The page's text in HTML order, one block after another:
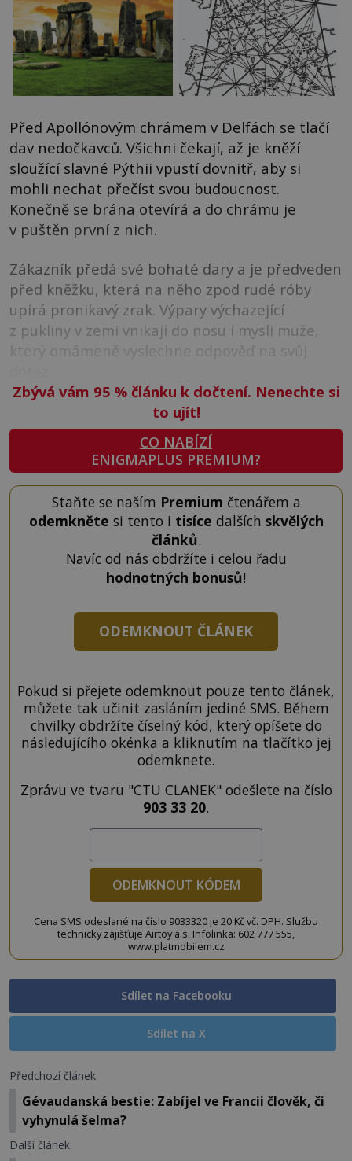
Před Apollónovým chrámem v Delfách se tlačí
dav nedočkavců. Všichni čekají, až je kněží
sloužící slavné Pýthii vpustí dovnitř, aby si
mohli nechat přečíst svou budoucnost.
Konečně se brána otevírá a do chrámu je
v puštěn první z nich.
Zákazník předá své bohaté dary a je předveden
před kněžku, která na něho zpod rudé róby
upírá pronikavý zrak. Výpary výchazející
z pukliny v zemi vnikají do nosu i mysli muže,
který omámeně vyslechne odpověď na svůj
Zbývá vám 95 %článku k dočtení. Nenechte si
to ujít!
CO NABÍZÍ
ENIGMAPLUS PREMIUM?
Staňte se naším Premium čtenářem a
odemkněte si tento i tisíce dalších skvělých
článků.
Navíc od nás obdržíte i celou řadu
hodnotných bonusů!
ODEMKNOUT ČLÁNEK
Pokud si přejete odemknout pouze tento článek,
můžete tak učinit zasláním jediné SMS. Během
chvilky obdržíte číselný kód, který opíšete do
následujícího okénka a kliknutím na tlačítko jej
odemknete.
Zprávu ve tvaru "CTU CLANEK" odešlete na číslo
903 33 20.
ODEMKNOUT KÓDEM
Cena SMS odeslané na číslo 9033320 je 20 Kč vč. DPH. Službu
technicky zajišťuje Airtoy a.s. Infolinka: 602 777 555,
www.platmobilem.cz
Sdílet na Facebooku
Sdílet na X
Předchozí článek
Gévaudanská bestie: Zabíjel ve Francii člověk, či
vyhynulá šelma?
Další článek